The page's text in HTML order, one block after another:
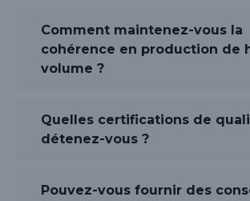
Comment maintenez-vous la
cohérence en production de
volume ?
Quelles certifications de
détenez-vous ?
Pouvez-vous fournir des